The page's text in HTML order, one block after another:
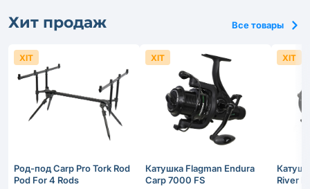
Хит продаж Все товары
Род-под Carp Pro Tork Rod
Pod For 4 Rods
ХІТ
Катушка Flagman Endura
Carp 7000 FS
ХІТ
River
ХІТ